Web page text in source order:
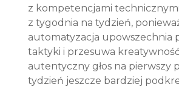
z kompetencjami
z tygodnia na tydzień,
automatyzacja upowszechnia
taktyki i przesuwa
autentyczny głos na pierwszy
tydzień jeszcze bardziej